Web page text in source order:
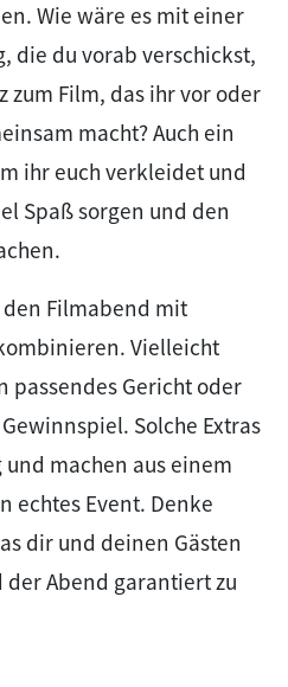
Wie wäre es mit einer
die du vorab verschickst,
zum Film, das ihr vor oder
macht? Auch ein
ihr euch verkleidet und
Spaß sorgen und den
Filmabend mit
Vielleicht
passendes Gericht oder
Solche Extras
machen aus einem
echtes Event. Denke
dir und deinen Gästen
Abend garantiert zu